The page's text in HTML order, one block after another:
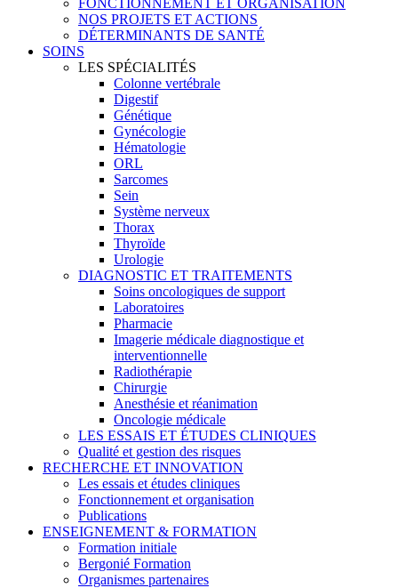
FONCTIONNEMENT ET ORGANISATION
NOS PROJETS ET ACTIONS
DÉTERMINANTS DE SANTÉ
SOINS
LES SPÉCIALITÉS
Colonne vertébrale
Digestif
Génétique
Gynécologie
Hématologie
ORL
Sarcomes
Sein
Système nerveux
Thorax
Thyroïde
Urologie
DIAGNOSTIC ET TRAITEMENTS
Soins oncologiques de support
Laboratoires
Pharmacie
Imagerie médicale diagnostique et
interventionnelle
Radiothérapie
Chirurgie
Anesthésie et réanimation
Oncologie médicale
LES ESSAIS ET ÉTUDES CLINIQUES
Qualité et gestion des risques
RECHERCHE ET INNOVATION
Les essais et études cliniques
Fonctionnement et organisation
Publications
ENSEIGNEMENT & FORMATION
Formation initiale
Bergonié Formation
Organismes partenaires